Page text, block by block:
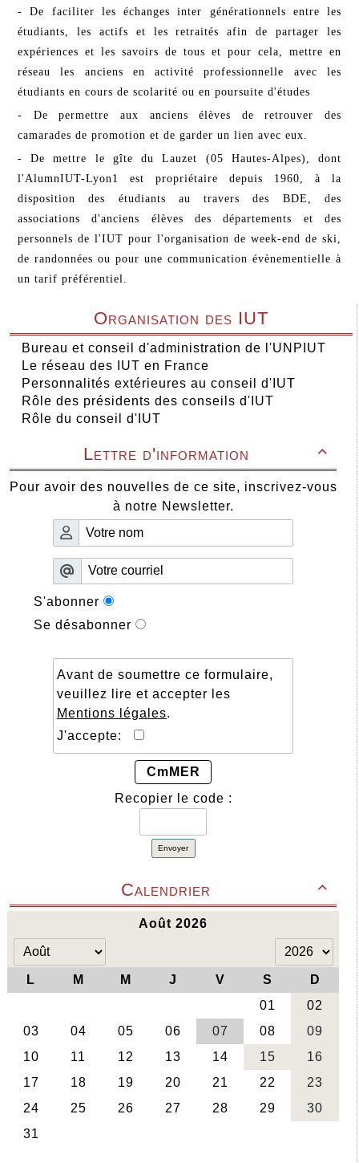
Organisation des IUT
Bureau et conseil d'administration de l'UNPIUT
Le réseau des IUT en France
Personnalités extérieures au conseil d'IUT
Rôle des présidents des conseils d'IUT
Rôle du conseil d'IUT

Lettre d'information
Pour avoir des nouvelles de ce site, inscrivez-vous
à notre Newsletter.
S'abonner
Se désabonner
Avant de soumettre ce formulaire,
veuillez lire et accepter les
Mentions légales.
J'accepte:
CmMER
Recopier le code :
Envoyer

Calendrier
- De faciliter les échanges inter générationnels entre les
étudiants, les actifs et les retraités afin de partager les
expériences et les savoirs de tous et pour cela, mettre en
réseau les anciens en activité professionnelle avec les
étudiants en cours de scolarité ou en poursuite d'études
- De permettre aux anciens élèves de retrouver des
camarades de promotion et de garder un lien avec eux.
- De mettre le gîte du Lauzet (05 Hautes-Alpes), dont
l'AlumnIUT-Lyon1 est propriétaire depuis 1960, à la
disposition des étudiants au travers des BDE, des
associations d'anciens élèves des départements et des
personnels de l'IUT pour l'organisation de week-end de ski,
de randonnées ou pour une communication évènementielle à
un tarif préférentiel.